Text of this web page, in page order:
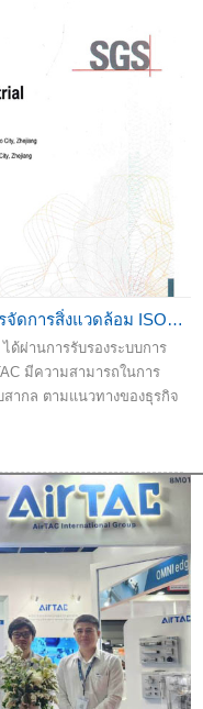
ข่าวดี│AirTAC ผ่านการรับรองระบบการจัดการสิ่งแวดล้อม ISO14001 เป็นที่เร...
ได้ผ่านการรับรองระบบการ
มีความสามารถในการ
สากล ตามแนวทางของธุรกิจ